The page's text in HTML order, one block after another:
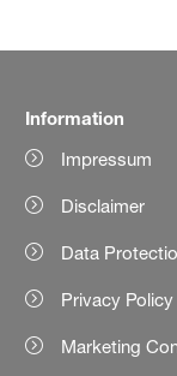
Information
Impressum
Disclaimer
Data
Privacy Policy
Marketing